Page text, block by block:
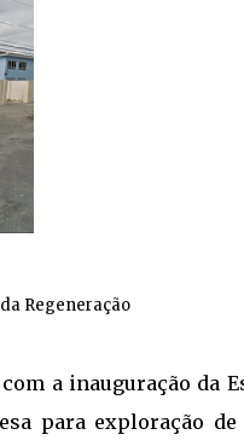
Regeneração
com a inauguração da
para exploração